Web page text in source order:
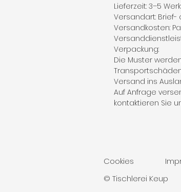
Lieferzeit: 3–5
Versandart:
Versandkosten:
Verpackung:
Die Muster
Versand ins
Auf Anfrage
kontaktieren Sie
Cookies
© Tischlerei Keup